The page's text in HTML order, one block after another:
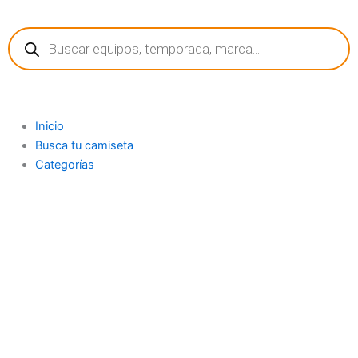
contenido
Búsqueda
de
productos
Inicio
Busca tu camiseta
Categorías